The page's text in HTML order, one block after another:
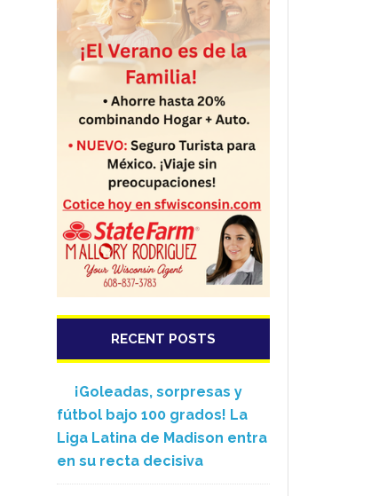
RECENT POSTS
¡Goleadas, sorpresas y
fútbol bajo 100 grados! La
Liga Latina de Madison entra
en su recta decisiva